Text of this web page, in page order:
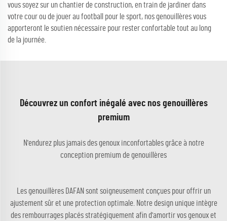
vous soyez sur un chantier de construction, en train de jardiner dans
votre cour ou de jouer au football pour le sport, nos genouillères vous
apporteront le soutien nécessaire pour rester confortable tout au long
de la journée.
Découvrez un confort inégalé avec nos genouillères
premium
N'endurez plus jamais des genoux inconfortables grâce à notre
conception premium de genouillères
Les genouillères DAFAN sont soigneusement conçues pour offrir un
ajustement sûr et une protection optimale. Notre design unique intègre
des rembourrages placés stratégiquement afin d'amortir vos genoux et